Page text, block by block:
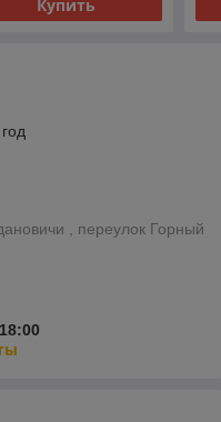
Купить
, переулок Горный